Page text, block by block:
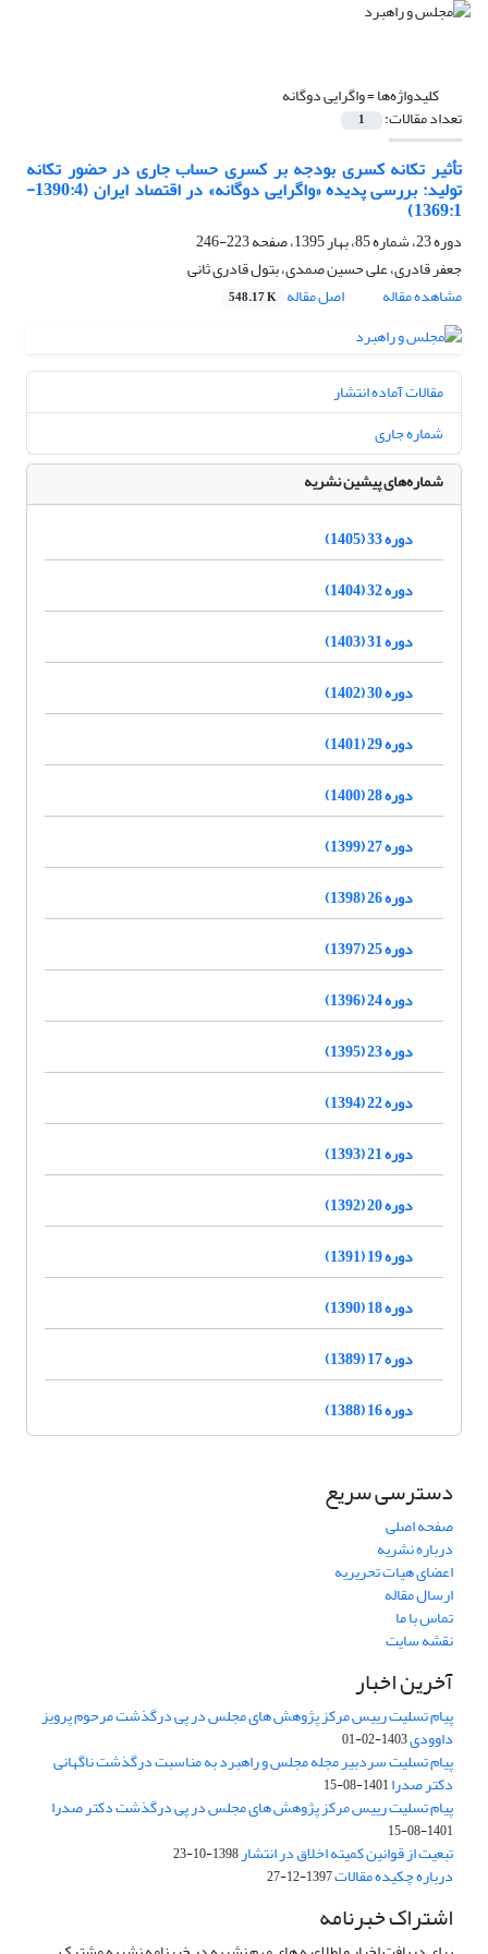
کلیدواژه‌ها =واگرایی دوگانه
تعداد مقالات: 1
تأثیر تکانه کسری بودجه بر کسری حساب جاری در حضور تکانه
تولید: بررسی پدیده «واگرایی دوگانه» در اقتصاد ایران (1390:4-
1369:1)
دوره 23، شماره 85، بهار 1395، صفحه
223-246
جعفر قادری، علی حسین صمدی، بتول قادری ثانی
مشاهده مقاله
اصل مقاله 548.17 K
مقالات آماده انتشار
شماره جاری
شماره‌های پیشین نشریه
دوره 33 (1405)
دوره 32 (1404)
دوره 31 (1403)
دوره 30 (1402)
دوره 29 (1401)
دوره 28 (1400)
دوره 27 (1399)
دوره 26 (1398)
دوره 25 (1397)
دوره 24 (1396)
دوره 23 (1395)
دوره 22 (1394)
دوره 21 (1393)
دوره 20 (1392)
دوره 19 (1391)
دوره 18 (1390)
دوره 17 (1389)
دوره 16 (1388)
دسترسی سریع
صفحه اصلی
درباره نشریه
اعضای هیات تحریریه
ارسال مقاله
تماس با ما
نقشه سایت
آخرین اخبار
پیام تسلیت رییس مرکز پژوهش های مجلس در پی درگذشت مرحوم پرویز
داوودی1403-02-01
پیام تسلیت سردبیر مجله مجلس و راهبرد به مناسبت درگذشت ناگهانی
دکتر صدرا1401-08-15
پیام تسلیت رییس مرکز پژوهش های مجلس در پی درگذشت دکتر صدرا
1401-08-15
تبعیت از قوانین کمیته اخلاق در انتشار1398-10-23
درباره چکیده مقالات1397-12-27
اشتراک خبرنامه